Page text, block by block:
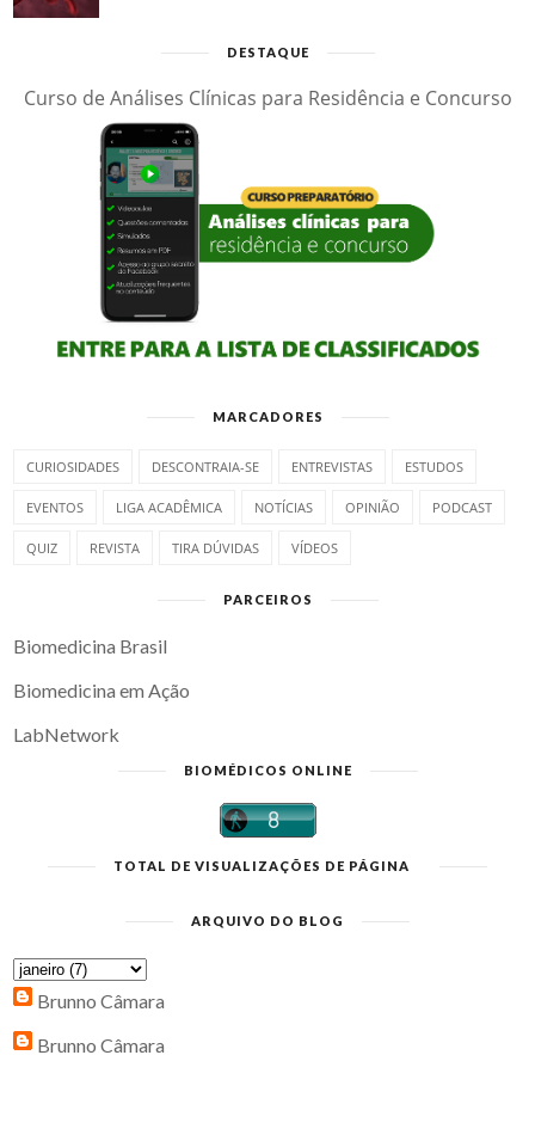
DESTAQUE
Curso de Análises Clínicas para Residência e Concurso
MARCADORES
CURIOSIDADES DESCONTRAIA-SE ENTREVISTAS ESTUDOS
EVENTOS LIGA ACADÊMICA NOTÍCIAS OPINIÃO PODCAST
QUIZ REVISTA TIRA DÚVIDAS VÍDEOS
PARCEIROS
Biomedicina Brasil
Biomedicina em Ação
LabNetwork
BIOMÉDICOS ONLINE
TOTAL DE VISUALIZAÇÕES DE PÁGINA
ARQUIVO DO BLOG
Brunno Câmara
Brunno Câmara